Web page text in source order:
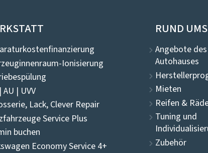
Ionisierung
AU | UVV
Lack, Clever Repair
Service Plus
buchen
Economy Service 4+
RUND
Angebote des
Autohauses
Mieten
Reifen &
Tuning und
Zubehör